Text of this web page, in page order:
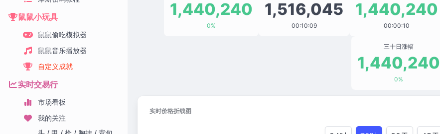
鼠鼠小玩具
鼠鼠偷吃模拟器
鼠鼠音乐播放器
自定义成就
实时交易行
市场看板
我的关注
1,440,240
0%
1,516,045
00:10:09
1,440,240
00:00:10
三十日涨幅
1,440,240
0%
实时价格折线图